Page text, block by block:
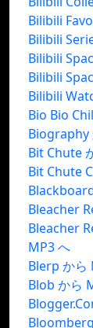
Bilibili
Bilibili
Bilibili
Bilibili
Bilibili
Bio Bio
Biography
Bit Chute
Bit Chute
Bleacher
Bleacher
MP3 へ
Blerp から
Blob から